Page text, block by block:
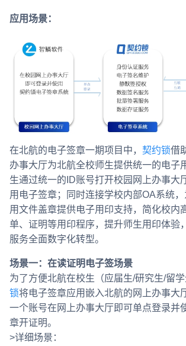
应用场景：
在北航的电子签章一期项目中， 契约锁借
办事大厅为北航全校师生提供统一的电子
生通过统一的ID账号打开校园网上办事大
用电子签章；同时连接学校内部OA系统
用文件盖章提供电子用印支持，简化校内
单、证明等用印程序，提升师生用印体验
服务全面数字化转型。
场景一：在读证明电子签场景
为了方便北航在校生（应届生/研究生/留学
锁将电子签章应用嵌入北航的网上办事大
一个账号在网上办事大厅即可单点登录并
章开证明。
>详细场景：